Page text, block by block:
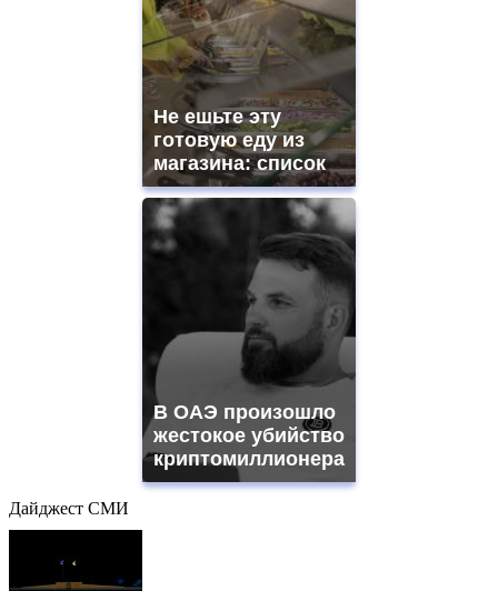
Не ешьте эту
готовую еду из
магазина: список
В ОАЭ произошло
жестокое убийство
криптомиллионера
Дайджест СМИ